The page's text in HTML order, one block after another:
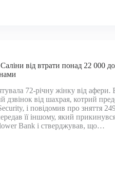
від втрати понад 22 000
72-річну жінку від афери.
дзвінок від шахрая, котрий
і повідомив про зняття
її іншому, який
Bank і стверджував, що…